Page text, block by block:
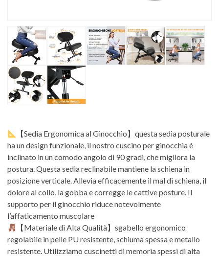
【Sedia Ergonomica al Ginocchio】questa sedia posturale
ha un design funzionale, il nostro cuscino per ginocchia è
inclinato in un comodo angolo di 90 gradi, che migliora la
postura. Questa sedia reclinabile mantiene la schiena in
posizione verticale. Allevia efficacemente il mal di schiena, il
dolore al collo, la gobba e corregge le cattive posture. Il
supporto per il ginocchio riduce notevolmente
l’affaticamento muscolare
【Materiale di Alta Qualità】sgabello ergonomico
regolabile in pelle PU resistente, schiuma spessa e metallo
resistente. Utilizziamo cuscinetti di memoria spessi di alta